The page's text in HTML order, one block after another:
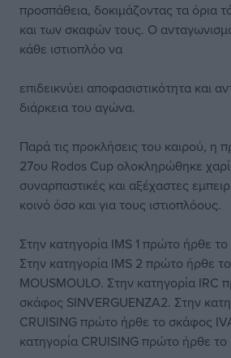
προσπάθεια, δοκιμάζοντας τα όρια
και των σκαφών τους. Ο
κάθε ιστιοπλόο να
επιδεικνύει αποφασιστικότητα και
διάρκεια του αγώνα.
Παρά τις προκλήσεις του καιρού, η
27ου Rodos Cup ολοκληρώθηκε
συναρπαστικές και αξέχαστες
κοινό όσο και για τους ιστιοπλόους.
Στην κατηγορία IMS 1 πρώτο ήρθε
Στην κατηγορία IMS 2 πρώτο ήρθε
MOUSMOULO. Στην κατηγορία IRC
σκάφος SINVERGUENZA2. Στην
CRUISING πρώτο ήρθε το σκάφος
κατηγορία CRUISING πρώτο ήρθε το